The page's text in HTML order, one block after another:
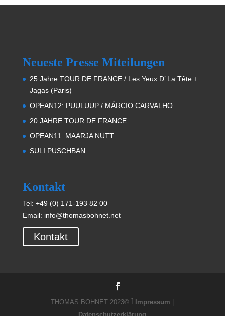
Neueste Presse Miteilungen
25 Jahre TOUR DE FRANCE / Les Yeux D’ La Tête +
Jagas (Paris)
OPEAN12: PUULUUP / MÁRCIO CARVALHO
20 JAHRE TOUR DE FRANCE
OPEAN11: MAARJA NUTT
SULI PUSCHBAN
Kontakt
Tel: +49 (0) 171-193 82 00
Email: info@thomasbohnet.net
Kontakt
THOMAS BOHNET 2023© Ĭ Impressum